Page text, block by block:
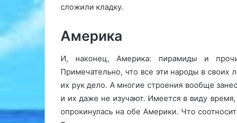
сложили кладку.
Америка
И, наконец, Америка: пирамиды и
Примечательно, что все эти народы в своих
их рук дело. А многие строения вообще
и их даже не изучают. Имеется в виду время,
опрокинулась на обе Америки. Что